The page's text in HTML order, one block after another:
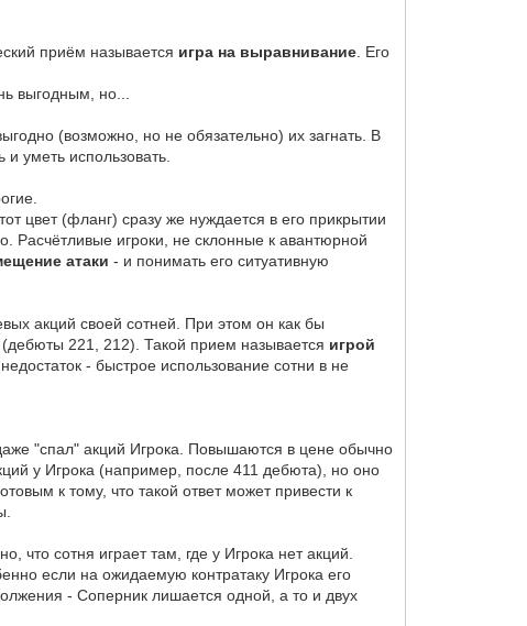
приём называется игра на выравнивание . Его
выгодным, но...
(возможно, но не обязательно) их загнать. В
уметь использовать.
цвет (фланг) сразу же нуждается в его прикрытии
Расчётливые игроки, не склонные к авантюрной
атаки - и понимать его ситуативную
акций своей сотней. При этом он как бы
221, 212). Такой прием называется игрой
- быстрое использование сотни в не
"спал" акций Игрока. Повышаются в цене обычно
у Игрока (например, после 411 дебюта), но оно
к тому, что такой ответ может привести к
что сотня играет там, где у Игрока нет акций.
если на ожидаемую контратаку Игрока его
- Соперник лишается одной, а то и двух